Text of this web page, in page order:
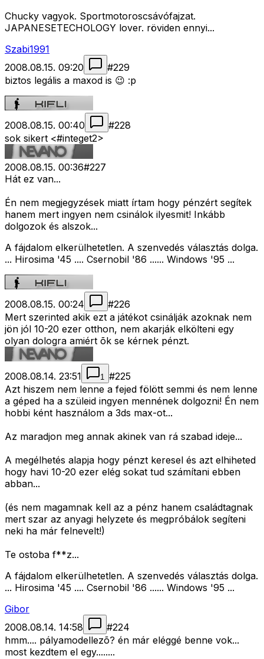
Chucky vagyok. Sportmotoroscsávófajzat.
JAPANESETECHOLOGY lover. röviden ennyi...
Szabi1991
2008.08.15. 09:20
#229
biztos legális a maxod is 😉 :p
2008.08.15. 00:40 #228
sok sikert <#integet2>
2008.08.15. 00:36#227
Hát ez van...
Én nem megjegyzések miatt írtam hogy pénzért segítek
hanem mert ingyen nem csinálok ilyesmit! Inkább
dolgozok és alszok...
A fájdalom elkerülhetetlen. A szenvedés választás dolga.
... Hirosima '45 .... Csernobil '86 ...... Windows '95 ...
2008.08.15. 00:24 #226
Mert szerinted akik ezt a játékot csinálják azoknak nem
jön jól 10-20 ezer otthon, nem akarják elkölteni egy
olyan dologra amiért õk se kérnek pénzt.
2008.08.14. 23:51 1 #225
Azt hiszem nem lenne a fejed fölött semmi és nem lenne
a géped ha a szüleid ingyen mennének dolgozni! Én nem
hobbi ként használom a 3ds max-ot...
Az maradjon meg annak akinek van rá szabad ideje...
A megélhetés alapja hogy pénzt keresel és azt elhiheted
hogy havi 10-20 ezer elég sokat tud számítani ebben
abban...
(és nem magamnak kell az a pénz hanem családtagnak
mert szar az anyagi helyzete és megpróbálok segíteni
neki ha már felnevelt!)
Te ostoba f**z...
A fájdalom elkerülhetetlen. A szenvedés választás dolga.
... Hirosima '45 .... Csernobil '86 ...... Windows '95 ...
Gibor
2008.08.14. 14:58
#224
hmm.... pályamodellezõ? én már eléggé benne vok...
most kezdtem el egy........